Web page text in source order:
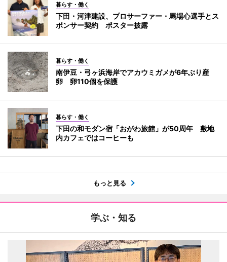
暮らす・働く
下田・河津建設、プロサーファー・馬場心選手とス
ポンサー契約 ポスター披露
暮らす・働く
南伊豆・弓ヶ浜海岸でアカウミガメが6年ぶり産
卵 卵110個を保護
暮らす・働く
下田の和モダン宿「おがわ旅館」が50周年 敷地
内カフェではコーヒーも
もっと見る
学ぶ・知る